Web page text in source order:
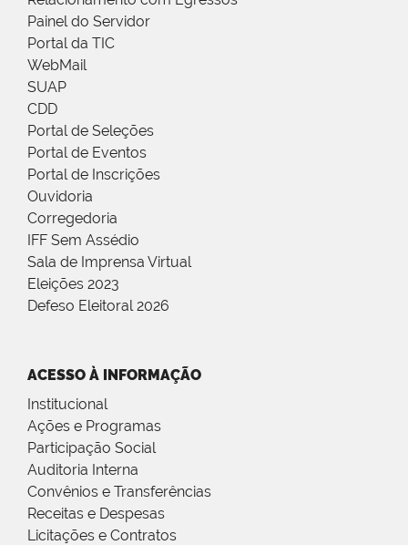
Painel do Servidor
Portal da TIC
WebMail
SUAP
CDD
Portal de Seleções
Portal de Eventos
Portal de Inscrições
Ouvidoria
Corregedoria
IFF Sem Assédio
Sala de Imprensa Virtual
Eleições 2023
Defeso Eleitoral 2026
ACESSO À INFORMAÇÃO
Institucional
Ações e Programas
Participação Social
Auditoria Interna
Convênios e Transferências
Receitas e Despesas
Licitações e Contratos